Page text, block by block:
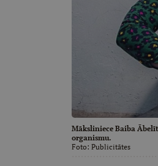
Māksliniece Baiba
organismu.
Foto: Publicitātes